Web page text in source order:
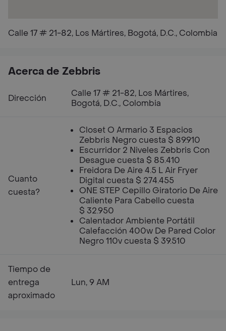
Calle 17 # 21-82, Los Mártires, Bogotá, D.C., Colombia
Acerca de Zebbris
Dirección
Calle 17 # 21-82, Los Mártires,
Bogotá, D.C., Colombia
Cuanto
cuesta?
Closet O Armario 3 Espacios
Zebbris Negro cuesta $ 89.910
Escurridor 2 Niveles Zebbris Con
Desague cuesta $ 85.410
Freidora De Aire 4.5 L Air Fryer
Digital cuesta $ 274.455
ONE STEP Cepillo Giratorio De Aire
Caliente Para Cabello cuesta
$ 32.950
Calentador Ambiente Portátil
Calefacción 400w De Pared Color
Negro 110v cuesta $ 39.510
Tiempo de
entrega
aproximado
Lun, 9 AM